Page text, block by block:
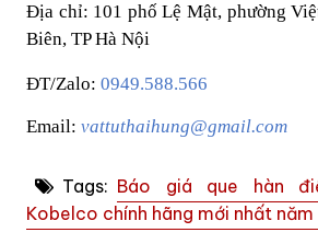
Địa chỉ: 101 phố Lệ Mật, phường
Biên, TP Hà Nội
ĐT/Zalo: 0949.588.566
Email: vattuthaihung@gmail.com
Tags: Báo giá que hàn
Kobelco chính hãng mới nhất